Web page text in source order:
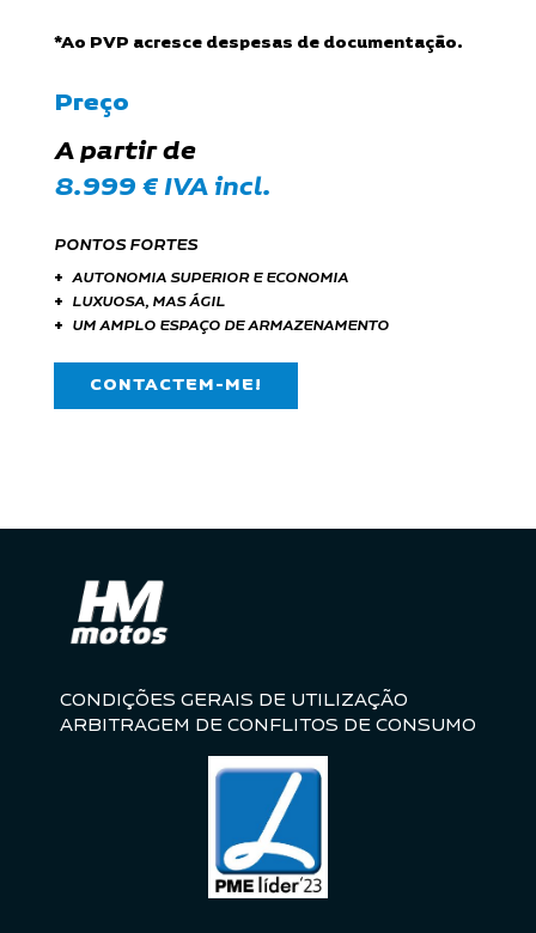
*Ao PVP acresce despesas de documentação.
Preço
A partir de
8.999 € IVA incl.
PONTOS FORTES
AUTONOMIA SUPERIOR E ECONOMIA
LUXUOSA, MAS ÁGIL
UM AMPLO ESPAÇO DE ARMAZENAMENTO
CONTACTEM-ME!
CONDIÇÕES GERAIS DE UTILIZAÇÃO
ARBITRAGEM DE CONFLITOS DE CONSUMO